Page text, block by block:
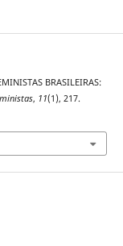
BRASILEIRAS:
, 11(1), 217.